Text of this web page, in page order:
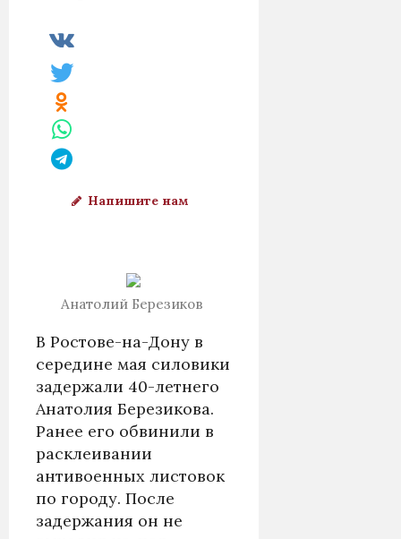
Напишите нам
Анатолий Березиков
В Ростове-на-Дону в
середине мая силовики
задержали 40-летнего
Анатолия Березикова.
Ранее его обвинили в
расклеивании
антивоенных листовок
по городу. После
задержания он не